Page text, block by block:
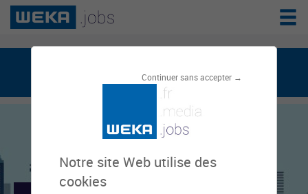
Continuer sans accepter →
Notre site Web utilise des
cookies
weka.jobs, le réseau de l'emploi public